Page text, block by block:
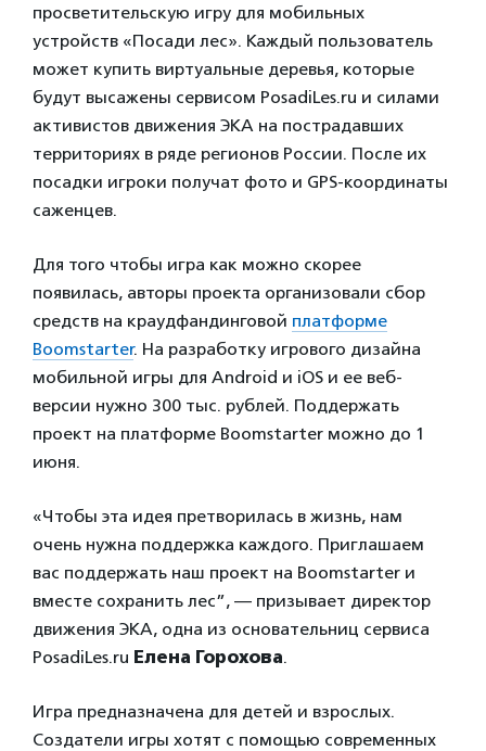
просветительскую игру для мобильных
устройств «Посади лес». Каждый пользователь
может купить виртуальные деревья, которые
будут высажены сервисом PosadiLes.ru и силами
активистов движения ЭКА на пострадавших
территориях в ряде регионов России. После их
посадки игроки получат фото и GPS-координаты
саженцев.
Для того чтобы игра как можно скорее
появилась, авторы проекта организовали сбор
средств на краудфандинговой платформе
Boomstarter. На разработку игрового дизайна
мобильной игры для Android и iOS и ее веб-
версии нужно 300 тыс. рублей. Поддержать
проект на платформе Boomstarter можно до 1
июня.
«Чтобы эта идея претворилась в жизнь, нам
очень нужна поддержка каждого. Приглашаем
вас поддержать наш проект на Boomstarter и
вместе сохранить лес”, — призывает директор
движения ЭКА, одна из основательниц сервиса
PosadiLes.ru Елена Горохова.
Игра предназначена для детей и взрослых.
Создатели игры хотят с помощью современных